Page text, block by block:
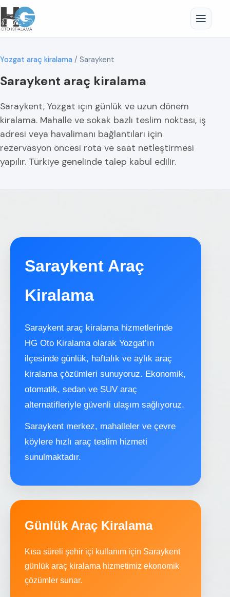
Yozgat araç kiralama / Saraykent
Saraykent araç kiralama
Saraykent, Yozgat için günlük ve uzun dönem
kiralama. Mahalle ve sokak bazlı teslim noktası, iş
adresi veya havalimanı bağlantıları için
rezervasyon öncesi rota ve saat netleştirmesi
yapılır. Türkiye genelinde talep kabul edilir.
Saraykent Araç
Kiralama
Saraykent araç kiralama hizmetlerinde
HG Oto Kiralama olarak Yozgat’ın
ilçesinde günlük, haftalık ve aylık araç
kiralama çözümleri sunuyoruz. Ekonomik,
otomatik, sedan ve SUV araç
alternatifleriyle güvenli ulaşım sağlıyoruz.
Saraykent merkez, mahalleler ve çevre
köylere hızlı araç teslim hizmeti
sunulmaktadır.
Günlük Araç Kiralama
Kısa süreli şehir içi kullanım için Saraykent
günlük araç kiralama hizmetimiz ekonomik
çözümler sunar.